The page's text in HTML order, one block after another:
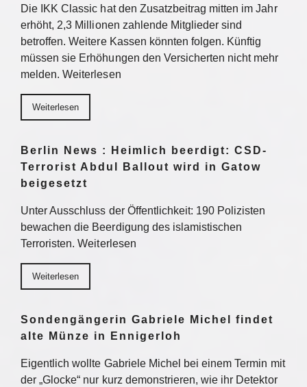
Die IKK Classic hat den Zusatzbeitrag mitten im Jahr
erhöht, 2,3 Millionen zahlende Mitglieder sind
betroffen. Weitere Kassen könnten folgen. Künftig
müssen sie Erhöhungen den Versicherten nicht mehr
melden. Weiterlesen
Weiterlesen
Berlin News : Heimlich beerdigt: CSD-
Terrorist Abdul Ballout wird in Gatow
beigesetzt
Unter Ausschluss der Öffentlichkeit: 190 Polizisten
bewachen die Beerdigung des islamistischen
Terroristen. Weiterlesen
Weiterlesen
Sondengängerin Gabriele Michel findet
alte Münze in Ennigerloh
Eigentlich wollte Gabriele Michel bei einem Termin mit
der „Glocke“ nur kurz demonstrieren, wie ihr Detektor